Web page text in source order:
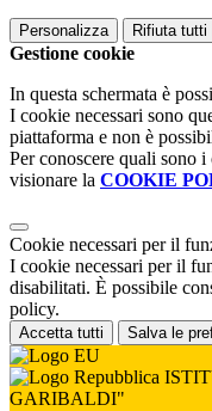
Personalizza Rifiuta tutti
Gestione cookie
In questa schermata è
I cookie necessari sono
piattaforma e non è
Per conoscere quali sono
visionare la COOKIE
Cookie necessari per il
I cookie necessari per il
disabilitati. È possibile
policy.
Accetta tutti Salva le
GARIBALDI"